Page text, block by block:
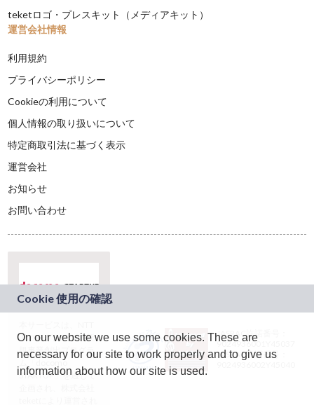
teketロゴ・プレスキット（メディアキット）
運営会社情報
利用規約
プライバシーポリシー
Cookieの利用について
個人情報の取り扱いについて
特定商取引法に基づく表示
運営会社
お知らせ
お問い合わせ
ドコモグループの新
規事業創出プログラ
ム「docomo
STARTUP」を通じて
JASRAC許諾番号：
9024936001Y45037
JASRAC許諾番号：
On our website we use some cookies. These are
necessary for our site to work properly and to give us
information about how our site is used.